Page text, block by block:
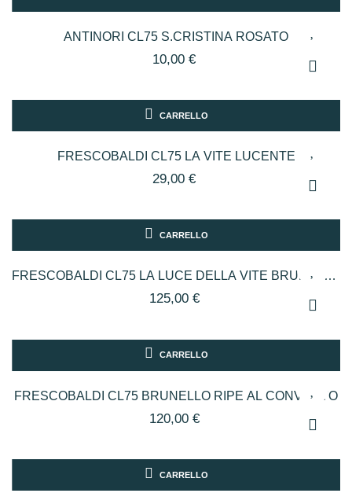
ANTINORI CL75 S.CRISTINA ROSATO
10,00 €
CARRELLO
FRESCOBALDI CL75 LA VITE LUCENTE
29,00 €
CARRELLO
FRESCOBALDI CL75 LA LUCE DELLA VITE BRUNELLO
DI MONTALCINO
125,00 €
CARRELLO
FRESCOBALDI CL75 BRUNELLO RIPE AL CONVENTO
120,00 €
CARRELLO